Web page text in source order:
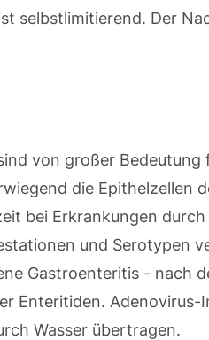
selbstlimitierend. Der
von großer
die Epithelzellen
bei Erkrankungen
und Serotypen
Gastroenteritis - nach
Enteritiden.
Wasser übertragen.